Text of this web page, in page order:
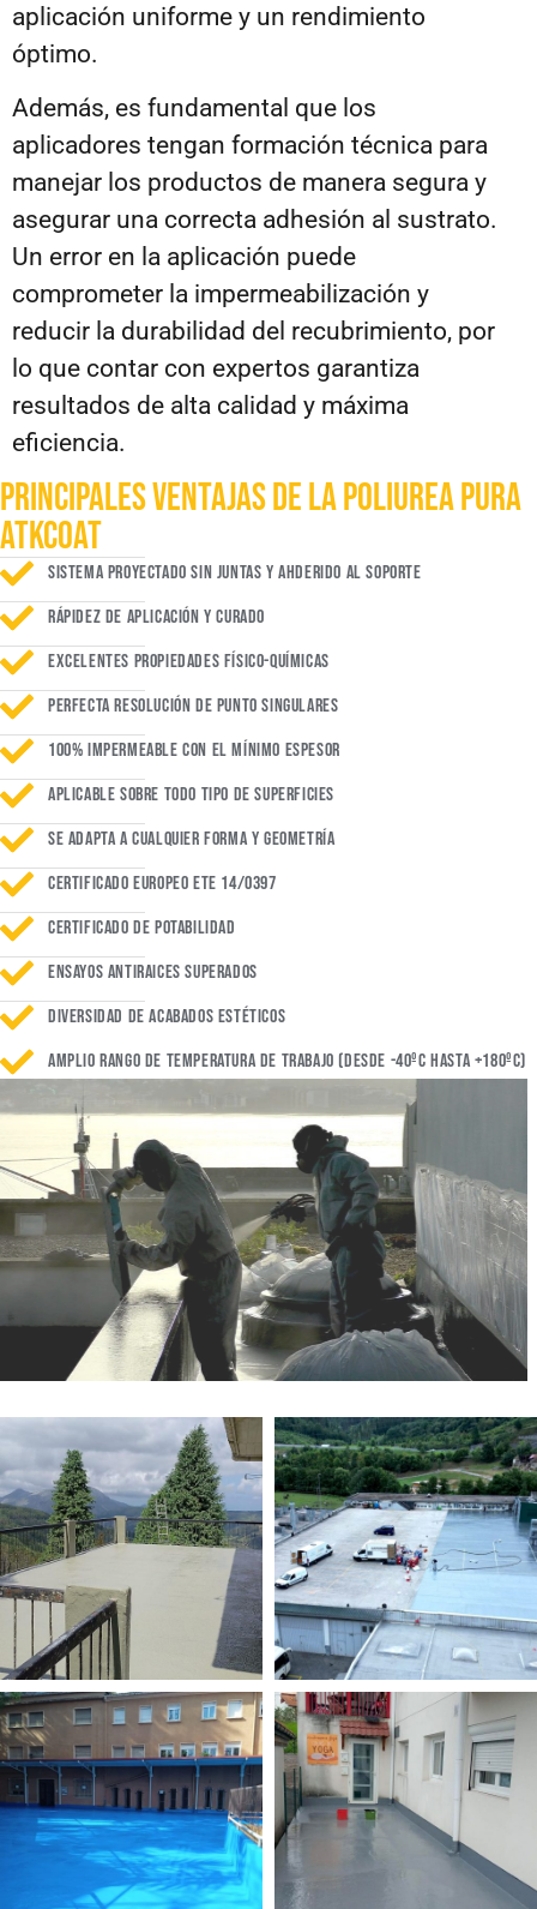
aplicación uniforme y un rendimiento
óptimo.
Además, es fundamental que los
aplicadores tengan formación técnica para
manejar los productos de manera segura y
asegurar una correcta adhesión al sustrato.
Un error en la aplicación puede
comprometer la impermeabilización y
reducir la durabilidad del recubrimiento, por
lo que contar con expertos garantiza
resultados de alta calidad y máxima
eficiencia.
Principales ventajas de la Poliurea pura
ATKCoat
Sistema proyectado sin juntas y ahderido al soporte
Rápidez de aplicación y curado
Excelentes propiedades físico-químicas
Perfecta resolución de punto singulares
100% impermeable con el mínimo espesor
Aplicable sobre todo tipo de superficies
Se adapta a cualquier forma y geometría
Certificado europeo ete 14/0397
Certificado de potabilidad
Ensayos antiraices superados
Diversidad de acabados estéticos
Amplio rango de temperatura de trabajo (desde -40ºc hasta +180ºc)